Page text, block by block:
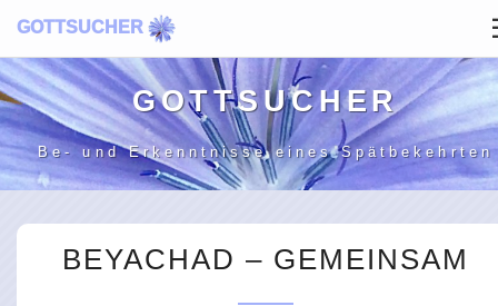
GOTTSUCHER
GOTT­SUCHER
Be- und Erkenntnisse eines Spätbekehrten
BEYACHAD – GEMEINSAM